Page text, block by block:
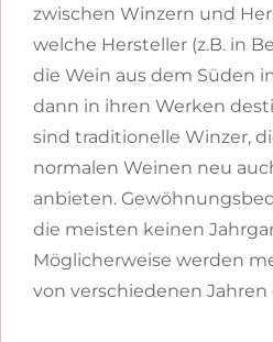
zwischen Winzern und
welche Hersteller (z.B. in
die Wein aus dem Süden
dann in ihren Werken
sind traditionelle Winzer,
normalen Weinen neu
anbieten.
die meisten keinen
Möglicherweise werden
von verschiedenen